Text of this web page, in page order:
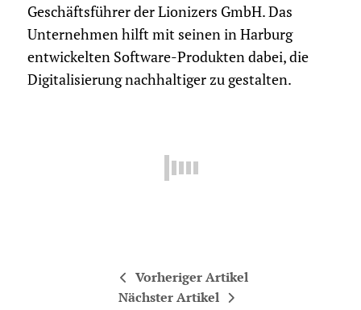
Geschäftsführer der Lionizers GmbH. Das
Unternehmen hilft mit seinen in Harburg
entwickelten Software-Produkten dabei, die
Digitalisierung nachhaltiger zu gestalten.
Vorheriger Artikel
Nächster Artikel